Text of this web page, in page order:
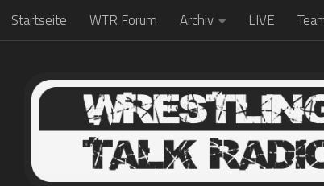
Zum Inhalt springen
Startseite WTR Forum Archiv LIVE